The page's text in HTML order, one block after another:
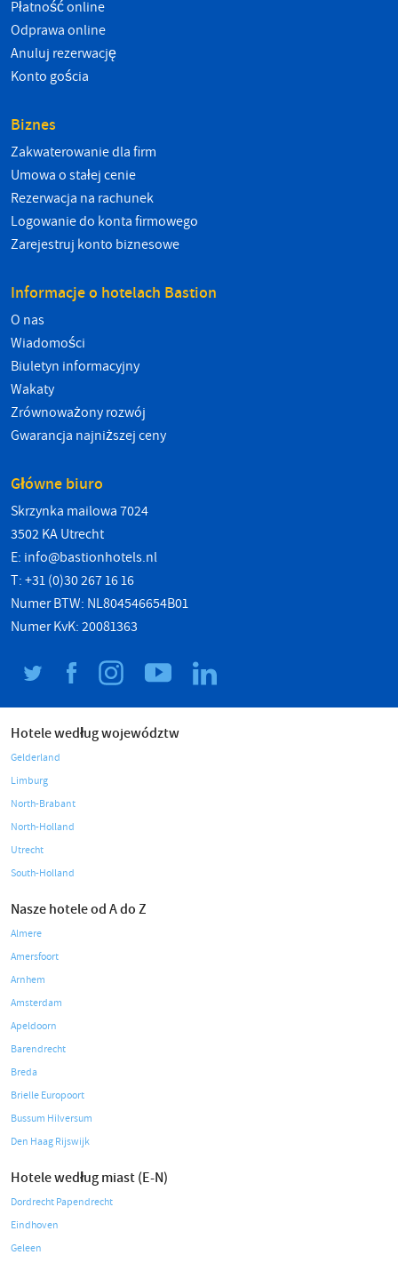
Płatność online
Odprawa online
Anuluj rezerwację
Konto gościa
Biznes
Zakwaterowanie dla firm
Umowa o stałej cenie
Rezerwacja na rachunek
Logowanie do konta firmowego
Zarejestruj konto biznesowe
Informacje o hotelach Bastion
O nas
Wiadomości
Biuletyn informacyjny
Wakaty
Zrównoważony rozwój
Gwarancja najniższej ceny
Główne biuro
Skrzynka mailowa 7024
3502 KA Utrecht
E: info@bastionhotels.nl
T: +31 (0)30 267 16 16
Numer BTW: NL804546654B01
Numer KvK: 20081363
Hotele według województw
Gelderland
Limburg
North-Brabant
North-Holland
Utrecht
South-Holland
Nasze hotele od A do Z
Almere
Amersfoort
Arnhem
Amsterdam
Apeldoorn
Barendrecht
Breda
Brielle Europoort
Bussum Hilversum
Den Haag Rijswijk
Hotele według miast (E-N)
Dordrecht Papendrecht
Eindhoven
Geleen